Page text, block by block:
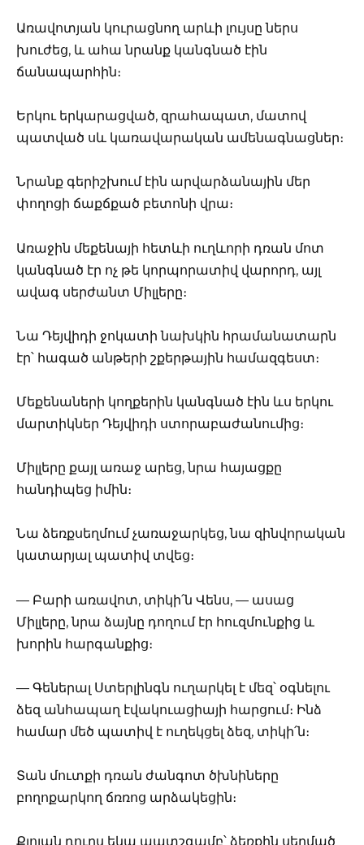
Առավոտյան կուրացնող արևի լույսը ներս
խուժեց, և ահա նրանք կանգնած էին
ճանապարհին։
Երկու երկարացված, զրահապատ, մատով
պատված սև կառավարական ամենագնացներ։
Նրանք գերիշխում էին արվարձանային մեր
փողոցի ճաքճքած բետոնի վրա։
Առաջին մեքենայի հետևի ուղևորի դռան մոտ
կանգնած էր ոչ թե կորպորատիվ վարորդ, այլ
ավագ սերժանտ Միլլերը։
Նա Դեյվիդի ջոկատի նախկին հրամանատարն
էր՝ հագած անթերի շքերթային համազգեստ։
Մեքենաների կողքերին կանգնած էին ևս երկու
մարտիկներ Դեյվիդի ստորաբաժանումից։
Միլլերը քայլ առաջ արեց, նրա հայացքը
հանդիպեց իմին։
Նա ձեռքսեղմում չառաջարկեց, նա զինվորական
կատարյալ պատիվ տվեց։
— Բարի առավոտ, տիկի՛ն Վենս, — ասաց
Միլլերը, նրա ձայնը դողում էր հուզմունքից և
խորին հարգանքից։
— Գեներալ Ստերլինգն ուղարկել է մեզ՝ օգնելու
ձեզ անհապաղ էվակուացիայի հարցում։ Ինձ
համար մեծ պատիվ է ուղեկցել ձեզ, տիկի՛ն։
Տան մուտքի դռան ժանգոտ ծխնիները
բողոքարկող ճռռոց արձակեցին։
Քլոյան դուրս եկա պատշգամբ՝ ձեռքին սեղմած